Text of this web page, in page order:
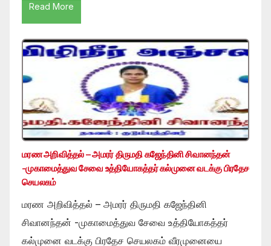
Read More
மரண அறிவித்தல் – அமரர் திருமதி கஜேந்தினி சிவானந்தன்
-முகாமைத்துவ சேவை உத்தியோகத்தர் கல்முனை வடக்கு பிரதேச
செயலகம்
மரண அறிவித்தல் – அமரர் திருமதி கஜேந்தினி
சிவானந்தன் -முகாமைத்துவ சேவை உத்தியோகத்தர்
கல்முனை வடக்கு பிரதேச செயலகம் வீரமுனையை